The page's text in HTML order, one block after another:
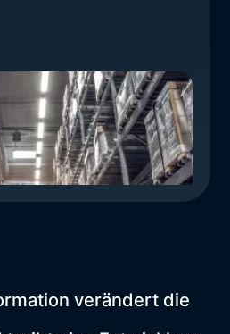
verändert die